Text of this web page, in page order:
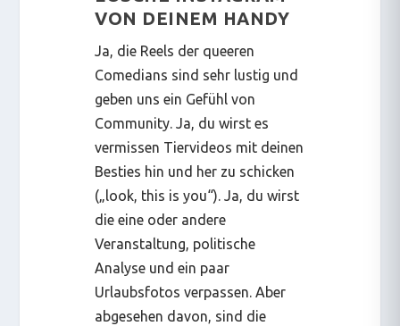
VON DEINEM HANDY
Ja, die Reels der queeren
Comedians sind sehr lustig und
geben uns ein Gefühl von
Community. Ja, du wirst es
vermissen Tiervideos mit deinen
Besties hin und her zu schicken
(„look, this is you“). Ja, du wirst
die eine oder andere
Veranstaltung, politische
Analyse und ein paar
Urlaubsfotos verpassen. Aber
abgesehen davon, sind die